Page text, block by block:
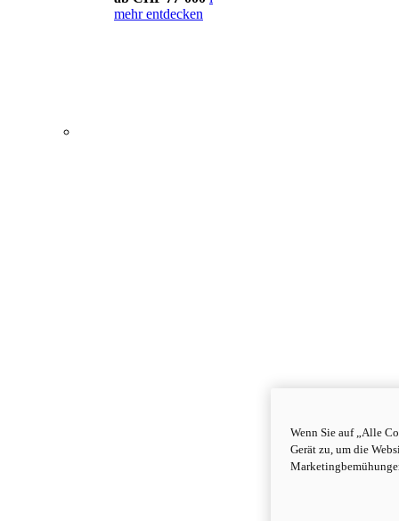
mehr entdecken
Wenn Sie auf „Alle
Gerät zu, um die